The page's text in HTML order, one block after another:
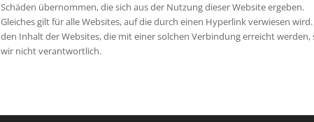
Schäden übernommen, die sich aus der Nutzung dieser Website ergeben.
Gleiches gilt für alle Websites, auf die durch einen Hyperlink verwiesen
den Inhalt der Websites, die mit einer solchen Verbindung erreicht werden,
wir nicht verantwortlich.